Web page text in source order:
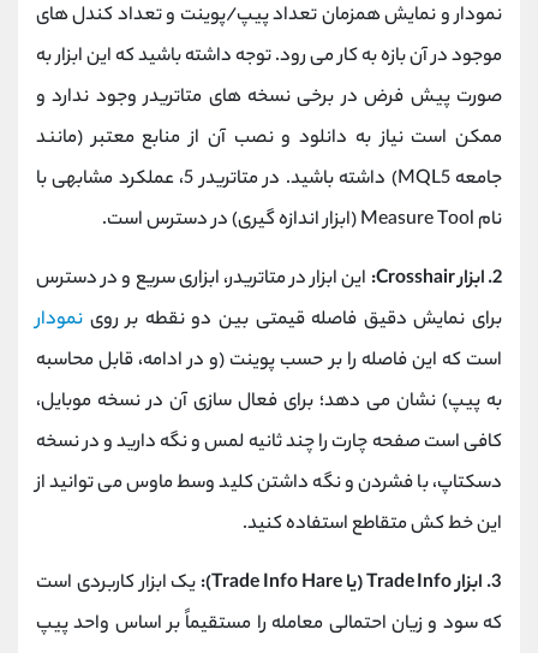
نمودار و نمایش همزمان تعداد پیپ/پوینت و تعداد کندل ‌های
موجود در آن بازه به کار می‌ رود. توجه داشته باشید که این ابزار به
‌صورت پیش ‌فرض در برخی نسخه‌ های متاتریدر وجود ندارد و
ممکن است نیاز به دانلود و نصب آن از منابع معتبر (مانند
جامعه MQL5) داشته باشید. در متاتریدر 5، عملکرد مشابهی با
نام Measure Tool (ابزار اندازه‌ گیری) در دسترس است.
2. ابزار Crosshair:
این ابزار در متاتریدر، ابزاری سریع و در دسترس
برای نمایش دقیق فاصله قیمتی بین دو نقطه بر روی نمودار
است که این فاصله را بر حسب پوینت (و در ادامه، قابل محاسبه
به پیپ) نشان می ‌دهد؛ برای فعال ‌سازی آن در نسخه موبایل،
کافی است صفحه چارت را چند ثانیه لمس و نگه دارید و در نسخه
دسکتاپ، با فشردن و نگه ‌داشتن کلید وسط ماوس می ‌توانید از
این خط کش متقاطع استفاده کنید.
3. ابزار Trade Info (یا Trade Info Hare):
یک ابزار کاربردی است
که سود و زیان احتمالی معامله را مستقیماً بر اساس واحد پیپ